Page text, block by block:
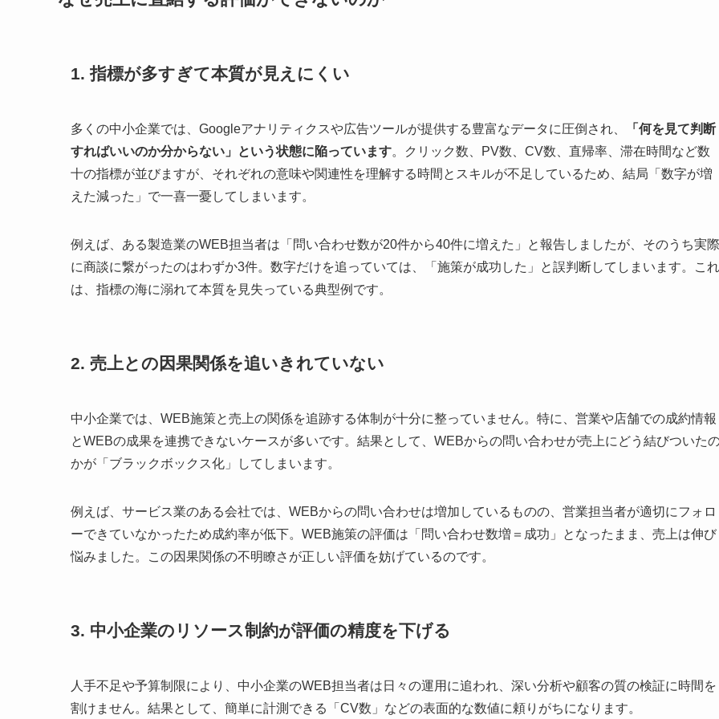
1. 指標が多すぎて本質が見えにくい
多くの中小企業では、Googleアナリティクスや広告ツールが提供する豊富なデータに圧倒され、
「何を見て判断
すればいいのか分からない」という状態に陥っています。クリック数、PV数、CV数、直帰率、滞在時間など数
十の指標が並びますが、それぞれの意味や関連性を理解する時間とスキルが不足しているため、結局「数字が増
えた減った」で一喜一憂してしまいます。
例えば、ある製造業のWEB担当者は「問い合わせ数が20件から40件に増えた」と報告しましたが、そのうち実際
に商談に繋がったのはわずか3件。数字だけを追っていては、「施策が成功した」と誤判断してしまいます。これ
は、指標の海に溺れて本質を見失っている典型例です。
2. 売上との因果関係を追いきれていない
中小企業では、WEB施策と売上の関係を追跡する体制が十分に整っていません。特に、営業や店舗での成約情報
とWEBの成果を連携できないケースが多いです。結果として、WEBからの問い合わせが売上にどう結びついた
かが「ブラックボックス化」してしまいます。
例えば、サービス業のある会社では、WEBからの問い合わせは増加しているものの、営業担当者が適切にフォロ
ーできていなかったため成約率が低下。WEB施策の評価は「問い合わせ数増＝成功」となったまま、売上は伸び
悩みました。この因果関係の不明瞭さが正しい評価を妨げているのです。
3. 中小企業のリソース制約が評価の精度を下げる
人手不足や予算制限により、中小企業のWEB担当者は日々の運用に追われ、深い分析や顧客の質の検証に時間を
割けません。結果として、簡単に計測できる「CV数」などの表面的な数値に頼りがちになります。